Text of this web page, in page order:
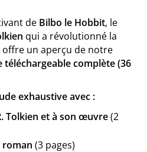
de Bilbo le Hobbit, le
qui a révolutionné la
offre un aperçu de notre
téléchargeable complète (36
exhaustive avec :
Tolkien et à son œuvre(2
roman (3 pages)